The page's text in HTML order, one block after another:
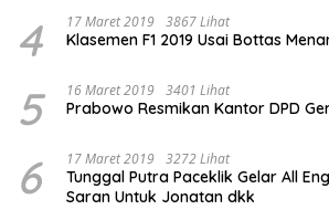
4 17 Maret 2019 3867 Lihat
Klasemen F1 2019 Usai Bottas
5 16 Maret 2019 3401 Lihat
Prabowo Resmikan Kantor DPD
6 17 Maret 2019 3272 Lihat
Tunggal Putra Paceklik Gelar All
Saran Untuk Jonatan dkk